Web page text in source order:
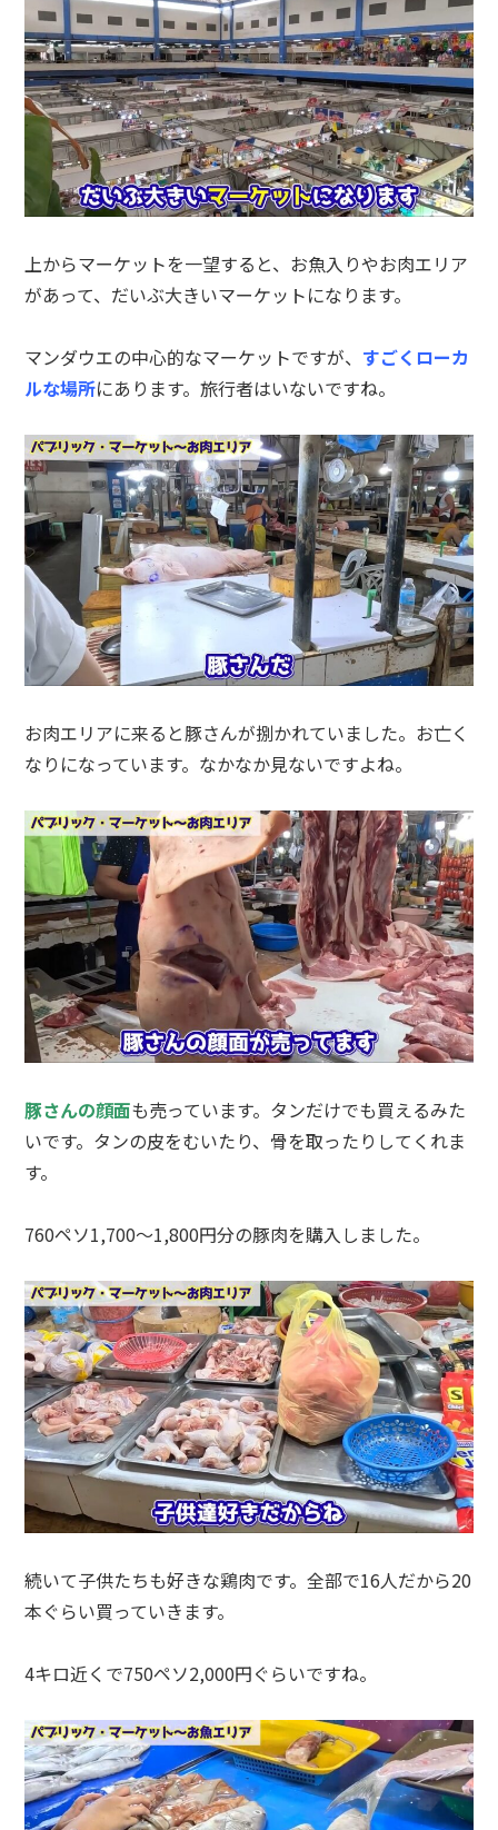
上からマーケットを一望すると、お魚入りやお肉エリア
があって、だいぶ大きいマーケットになります。
マンダウエの中心的なマーケットですが、 すごくローカ
ルな場所にあります。旅行者はいないですね。
お肉エリアに来ると豚さんが捌かれていました。お亡く
なりになっています。なかなか見ないですよね。
豚さんの顔面も売っています。タンだけでも買えるみた
いです。タンの皮をむいたり、骨を取ったりしてくれま
す。
760ペソ1,700〜1,800円分の豚肉を購入しました。
続いて子供たちも好きな鶏肉です。全部で16人だから20
本ぐらい買っていきます。
4キロ近くで750ペソ2,000円ぐらいですね。